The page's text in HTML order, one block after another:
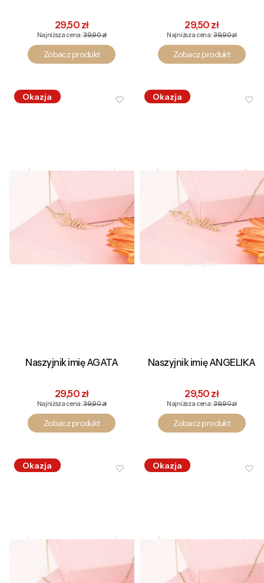
Cena promocyjna
29,50 zł
Najniższa cena:39,90 zł
Zobacz produkt
Cena promocyjna
29,50 zł
Najniższa cena:39,90 zł
Zobacz produkt
Okazja
Naszyjnik imię AGATA
Cena promocyjna
29,50 zł
Najniższa cena:39,90 zł
Zobacz produkt
Okazja
Naszyjnik imię ANGELIKA
Cena promocyjna
29,50 zł
Najniższa cena:39,90 zł
Zobacz produkt
Okazja Okazja